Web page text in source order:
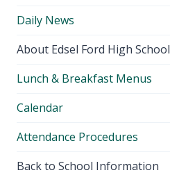
Daily News
About Edsel Ford High School
Lunch & Breakfast Menus
Calendar
Attendance Procedures
Back to School Information